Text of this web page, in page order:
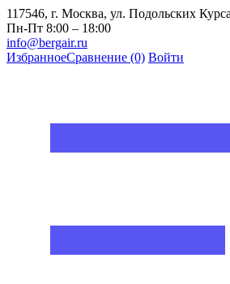
117546, г. Москва, ул. Подольских
Пн-Пт 8:00 – 18:00
info@bergair.ru
ИзбранноеСравнение (0) Войти